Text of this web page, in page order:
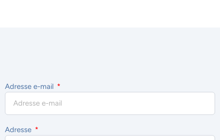
Adresse e-mail
Adresse